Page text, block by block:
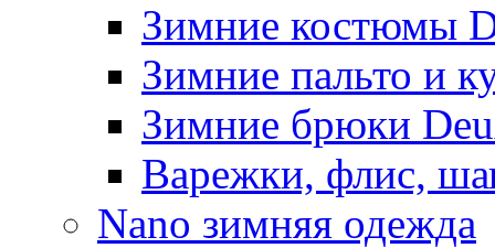
Зимние костюмы
Зимние пальто и
Зимние брюки
Варежки, флис,
Nano зимняя одежда